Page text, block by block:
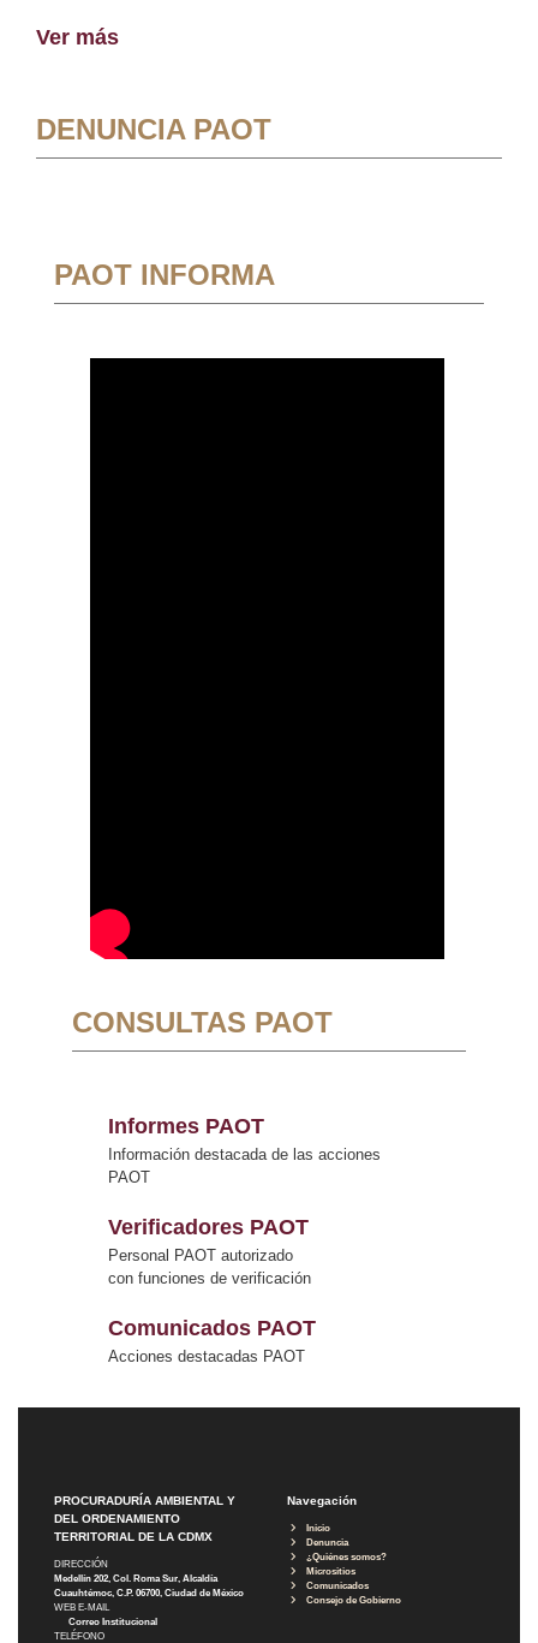
Ver más
DENUNCIA PAOT
PAOT INFORMA
CONSULTAS PAOT
Informes PAOT
Información destacada de las acciones
PAOT
Verificadores PAOT
Personal PAOT autorizado
con funciones de verificación
Comunicados PAOT
Acciones destacadas PAOT
PROCURADURÍA AMBIENTAL Y
DEL ORDENAMIENTO
TERRITORIAL DE LA CDMX
DIRECCIÓN
Medellín 202, Col. Roma Sur, Alcaldía
Cuauhtémoc, C.P. 06700, Ciudad de México
WEB E-MAIL
Correo Institucional
TELÉFONO
Navegación
Inicio
Denuncia
¿Quiénes somos?
Micrositios
Comunicados
Consejo de Gobierno